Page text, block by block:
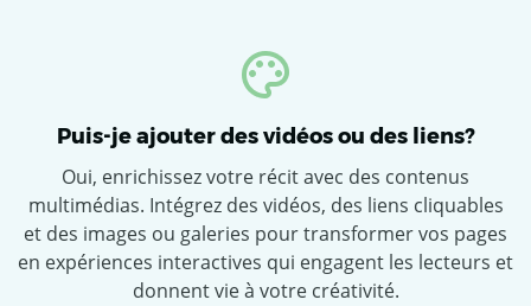
Puis-je ajouter des vidéos ou des liens?
Oui, enrichissez votre récit avec des contenus
multimédias. Intégrez des vidéos, des liens cliquables
et des images ou galeries pour transformer vos pages
en expériences interactives qui engagent les lecteurs et
donnent vie à votre créativité.